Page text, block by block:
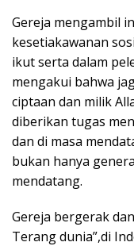
Gereja mengambil
kesetiakawanan
ikut serta dalam
mengakui bahwa
ciptaan dan milik
diberikan tugas
dan di masa
bukan hanya
mendatang.
Gereja bergerak
Terang dunia”,di